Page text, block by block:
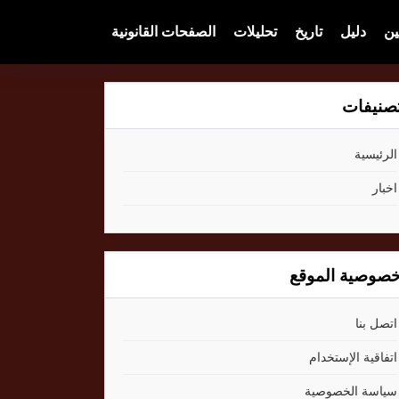
دليل تاريخ تحليلات الصفحات القانونية
الرئيسية
اخبار
الموقع
اتصل بنا
اتفاقية الإستخدام
سياسة الخصوصية